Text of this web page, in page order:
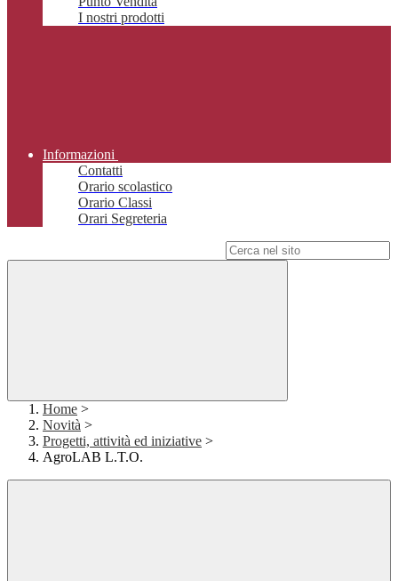
I nostri prodotti
Informazioni
Contatti
Orario scolastico
Orario Classi
Orari Segreteria
Home >
Novità >
Progetti, attività ed iniziative >
AgroLAB L.T.O.